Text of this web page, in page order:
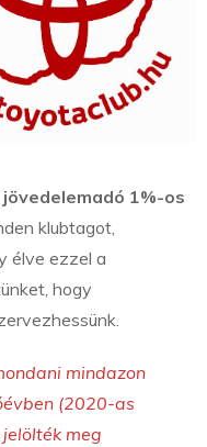
1%-os
klubtagot,
élve ezzel a
hogy
mindazon
(2020-as
meg